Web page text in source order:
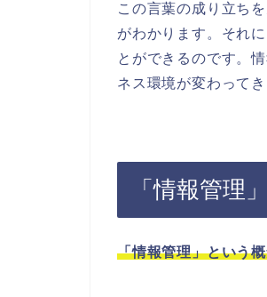
この言葉の成り立ち
がわかります。それ
とができるのです。
ネス環境が変わって
「情報管理
「情報管理」という